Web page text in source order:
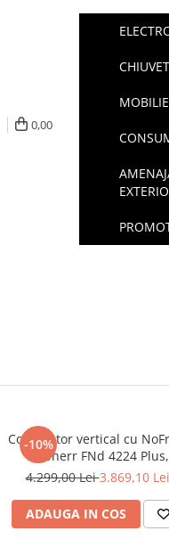
0,00
-10%
Congelator vertical cu
Liebherr FNd 4224 Plus,
NoFrost
4.299,00 Lei3.869,10 Lei
ADAUGA IN COS